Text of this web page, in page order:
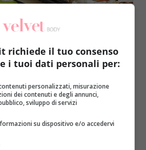
la novità di Sushi
calorie e tante
2015
richiede il tuo consenso
i tuoi dati personali per:
personalizzati, misurazione
dei contenuti e degli annunci,
sviluppo di servizi
su dispositivo e/o accedervi